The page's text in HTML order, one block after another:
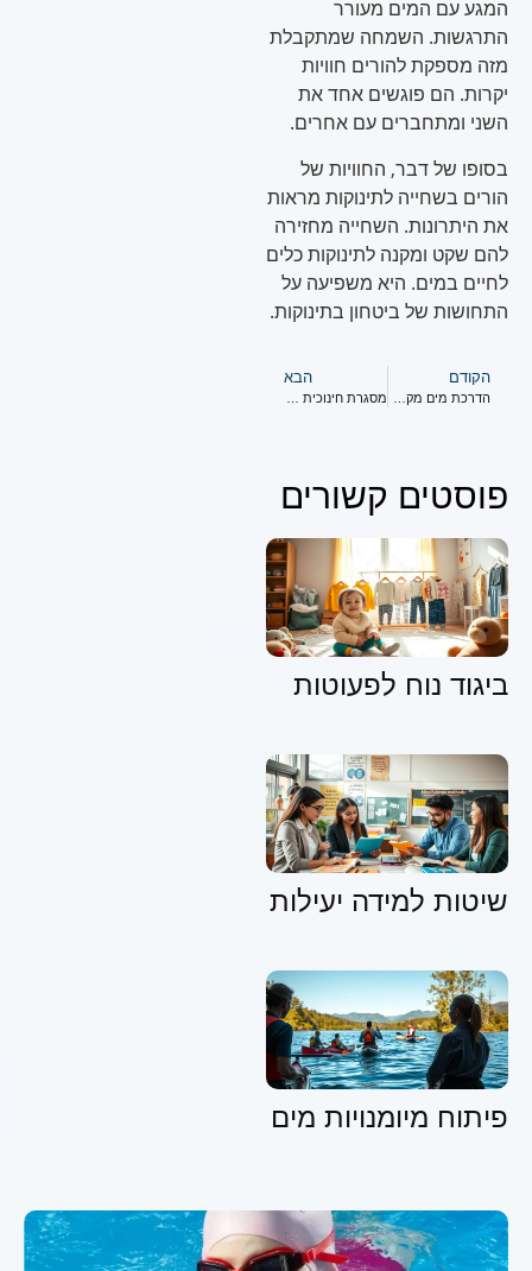
המגע עם המים מעורר
התרגשות. השמחה שמתקבלת
מזה מספקת להורים חוויות
יקרות. הם פוגשים אחד את
השני ומתחברים עם אחרים.
בסופו של דבר, החוויות של
הורים בשחייה לתינוקות מראות
את היתרונות. השחייה מחזירה
להם שקט ומקנה לתינוקות כלים
לחיים במים. היא משפיעה על
התחושות של ביטחון בתינוקות.
הקודם
הדרכת מים מקצועית ומדויקת
הבא
מסגרת חינוכית ובטוחה לילדים
פוסטים קשורים
ביגוד נוח לפעוטות
שיטות למידה יעילות
פיתוח מיומנויות מים